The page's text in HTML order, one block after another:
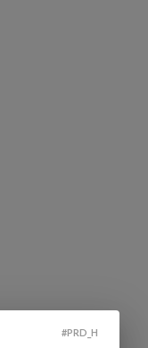
#PRD_H